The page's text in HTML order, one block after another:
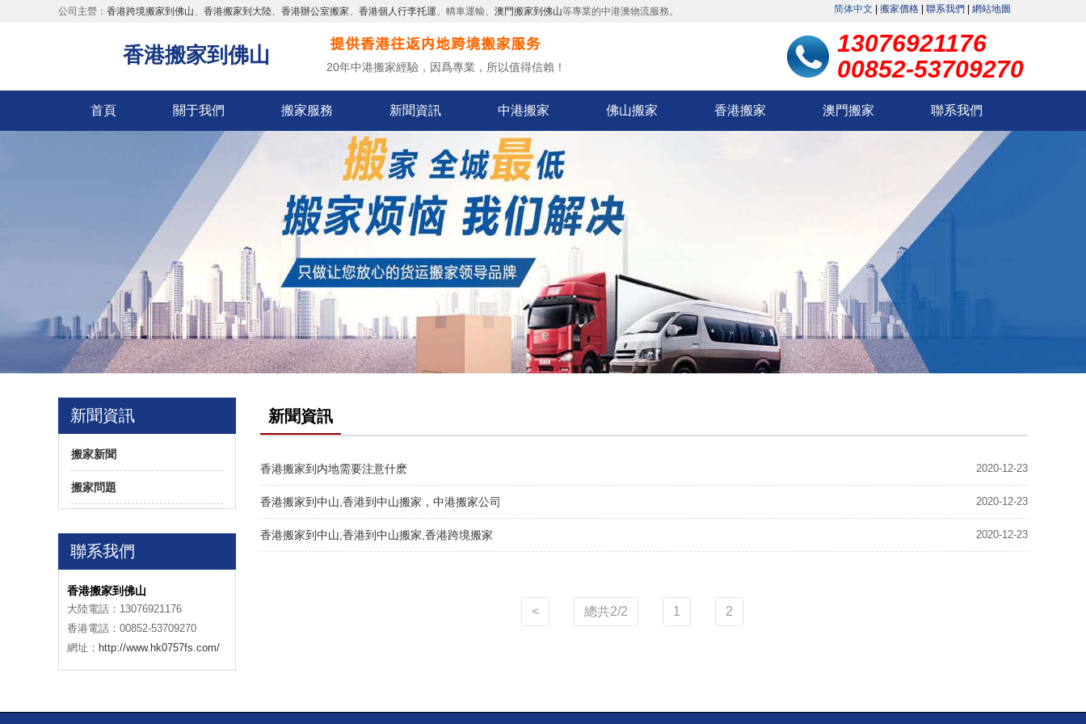
公司主營： 香港跨境搬家到佛山、 香港搬家到大陸、 香港辦公室搬家、 香港個人行李托運、轎車運輸、 澳門搬家到佛山等專業的中港澳物流服務。 简体中文 搬家價格 聯系我們 網站地圖
香港搬家到佛山 20年中港搬家經驗，因爲專業，所以值得信賴！
13076921176
00852-53709270
首頁 關于我們 搬家服務 新聞資訊 中港搬家 佛山搬家 香港搬家 澳門搬家 聯系我們
新聞資訊
搬家新聞
搬家問題
聯系我們
香港搬家到佛山
大陸電話：13076921176
香港電話：00852-53709270
網址： http://www.hk0757fs.com/
新聞資訊
香港搬家到内地需要注意什麽 2020-12-23
香港搬家到中山,香港到中山搬家，中港搬家公司 2020-12-23
香港搬家到中山,香港到中山搬家,香港跨境搬家 2020-12-23
< 總共2/2 1 2